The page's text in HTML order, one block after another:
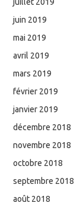
juillet 2019
juin 2019
mai 2019
avril 2019
mars 2019
février 2019
janvier 2019
décembre 2018
novembre 2018
octobre 2018
septembre 2018
août 2018